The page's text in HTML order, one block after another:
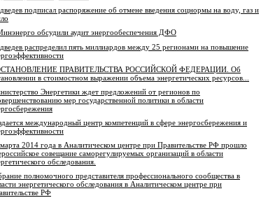
подписал распоряжение об отмене введения соцнормы на воду, газ и
обсудили аудит энергообеспечения ДФО
распределил пять миллиардов между 25 регионами на повышение
ПРАВИТЕЛЬСТВА РОССИЙСКОЙ ФЕДЕРАЦИИ. Об
в стоимостном выражении объема энергетических ресурсов...
Энергетики ждет предложений от регионов по
мер государственной политики в области
международный центр компетенций в сфере энергосбережения и
2014 года в Аналитическом центре при Правительстве РФ прошло
совещание саморегулируемых организаций в области
обследования.
полномочного представителя профессионального сообщества в
энергетического обследования в Аналитическом центре при
РФ